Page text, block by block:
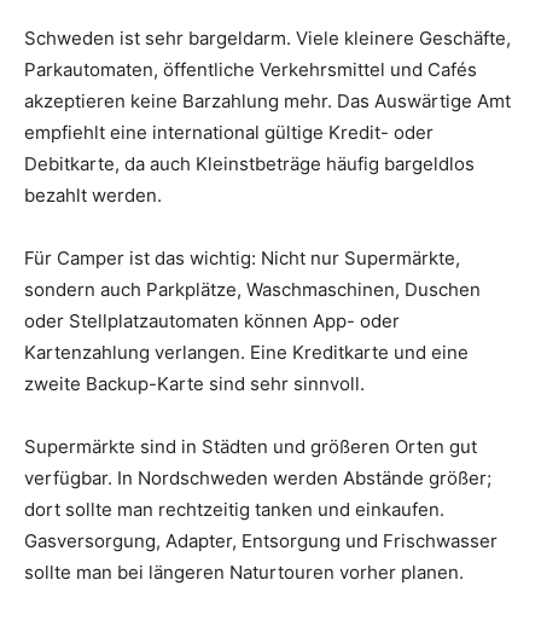
Schweden ist sehr bargeldarm. Viele kleinere Geschäfte,
Parkautomaten, öffentliche Verkehrsmittel und Cafés
akzeptieren keine Barzahlung mehr. Das Auswärtige Amt
empfiehlt eine international gültige Kredit- oder
Debitkarte, da auch Kleinstbeträge häufig bargeldlos
bezahlt werden.
Für Camper ist das wichtig: Nicht nur Supermärkte,
sondern auch Parkplätze, Waschmaschinen, Duschen
oder Stellplatzautomaten können App- oder
Kartenzahlung verlangen. Eine Kreditkarte und eine
zweite Backup-Karte sind sehr sinnvoll.
Supermärkte sind in Städten und größeren Orten gut
verfügbar. In Nordschweden werden Abstände größer;
dort sollte man rechtzeitig tanken und einkaufen.
Gasversorgung, Adapter, Entsorgung und Frischwasser
sollte man bei längeren Naturtouren vorher planen.